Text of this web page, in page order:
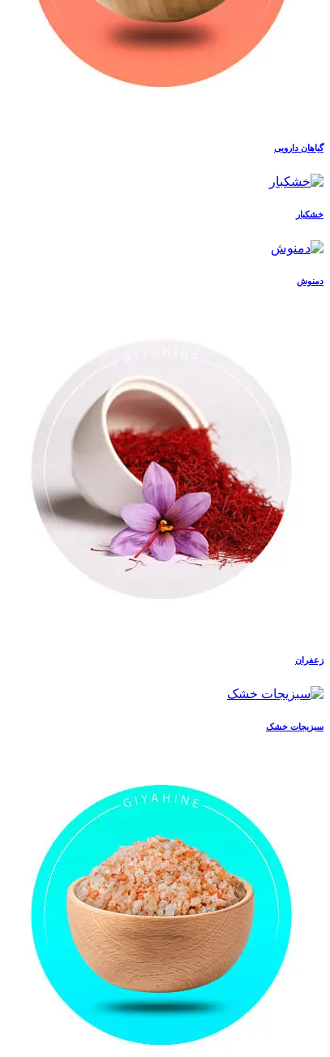
گیاهان دارویی
خشکبار
دمنوش
زعفران
سبزیجات خشک